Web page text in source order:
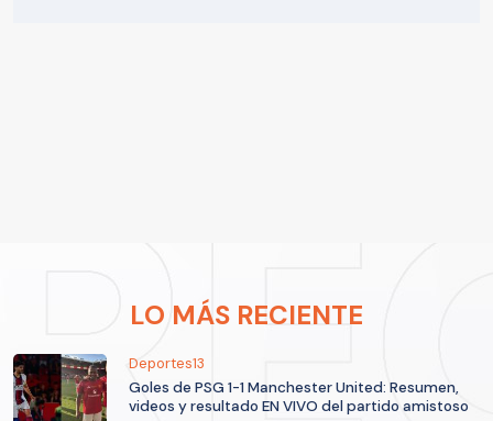
LO MÁS RECIENTE
Deportes13
Goles de PSG 1-1 Manchester United: Resumen,
videos y resultado EN VIVO del partido amistoso